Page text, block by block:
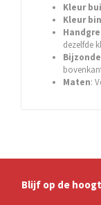
Kleur
Kleur
dezelfde
Maten:
Blijf op de